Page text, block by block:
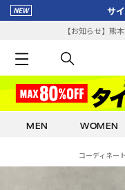
サ
【お知らせ】熊
MEN WOMEN
コーディネー